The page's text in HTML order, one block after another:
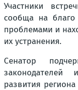
Участники
сообща на благо
проблемами и
их устранения.
Сенатор
развития